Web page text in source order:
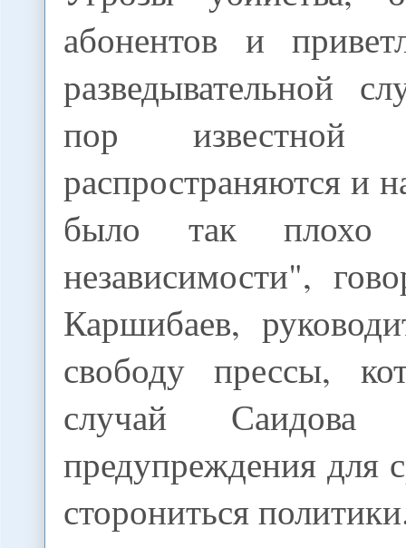
абонентов и
разведывательной
пор
распространяются и
было так
независимости",
Каршибаев,
свободу прессы,
случай Саидова
предупреждения для
сторониться